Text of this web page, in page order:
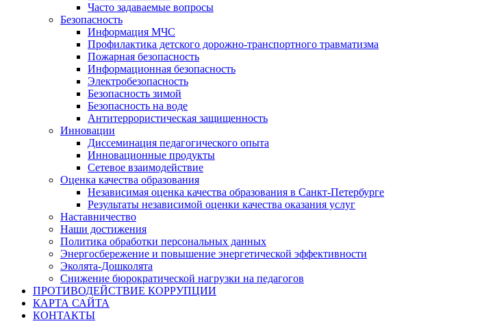
Часто задаваемые вопросы
Безопасность
Информация МЧС
Профилактика детского дорожно-транспортного травматизма
Пожарная безопасность
Информационная безопасность
Электробезопасность
Безопасность зимой
Безопасность на воде
Антитеррористическая защищенность
Инновации
Диссеминация педагогического опыта
Инновационные продукты
Сетевое взаимодействие
Оценка качества образования
Независимая оценка качества образования в Санкт-Петербурге
Результаты независимой оценки качества оказания услуг
Наставничество
Наши достижения
Политика обработки персональных данных
Энергосбережение и повышение энергетической эффективности
Эколята-Дошколята
Снижение бюрократической нагрузки на педагогов
ПРОТИВОДЕЙСТВИЕ КОРРУПЦИИ
КАРТА САЙТА
КОНТАКТЫ